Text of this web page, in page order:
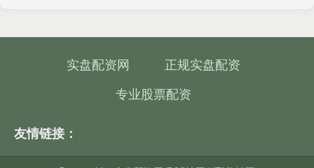
实盘配资网
正规实盘配资
专业股票配资
友情链接：